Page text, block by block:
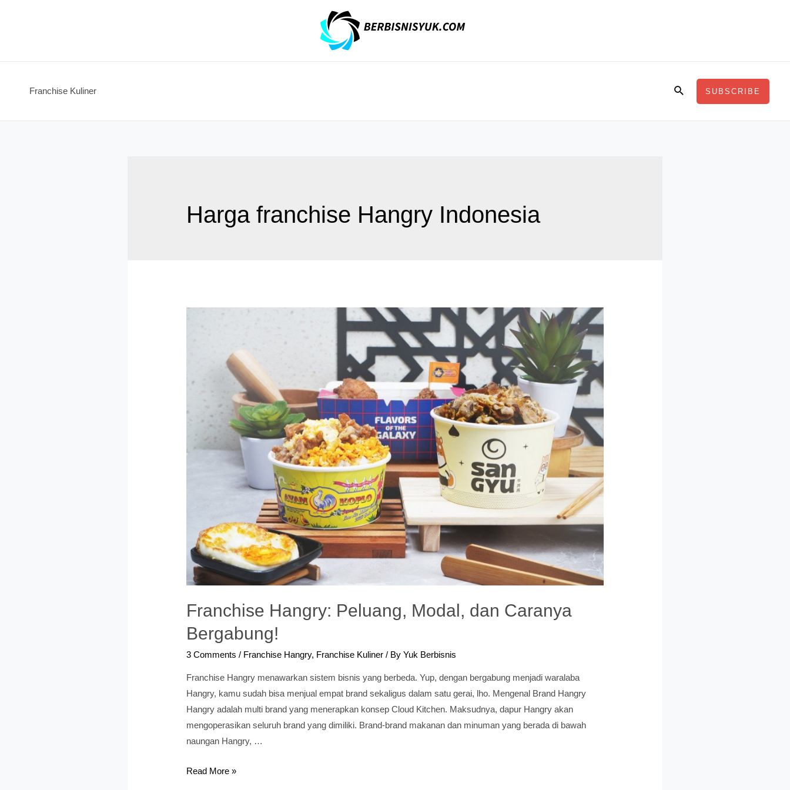
Franchise Kuliner SearchSUBSCRIBE
Harga franchise Hangry Indonesia
Franchise Hangry: Peluang, Modal, dan Caranya
Bergabung!
3 Comments / Franchise Hangry, Franchise Kuliner / ByYuk Berbisnis
Franchise Hangry menawarkan sistem bisnis yang berbeda. Yup, dengan bergabung menjadi waralaba
Hangry, kamu sudah bisa menjual empat brand sekaligus dalam satu gerai, lho. Mengenal Brand Hangry
Hangry adalah multi brand yang menerapkan konsep Cloud Kitchen. Maksudnya, dapur Hangry akan
mengoperasikan seluruh brand yang dimiliki. Brand-brand makanan dan minuman yang berada di bawah
naungan Hangry, …
Franchise
Read More »